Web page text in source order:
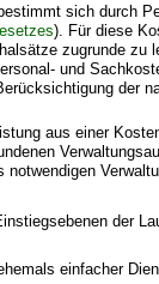
sich durch
). Für diese
zugrunde zu
und
der
aus einer
der
einfacher